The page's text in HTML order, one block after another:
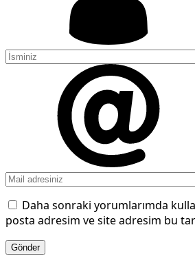
Daha sonraki yorumlarımda
posta adresim ve site adresim bu